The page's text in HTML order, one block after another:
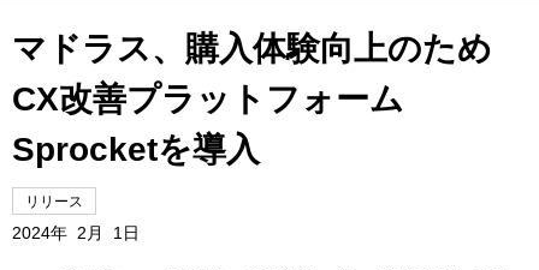
プラットフォーム トップ
コンサルティング
コンサルティング トップ
運用支援 トップ
よくある質問
マドラス、購入体験向上のため
CX改善プラットフォーム
Sprocketを導入
リリース
2024年 2月 1日